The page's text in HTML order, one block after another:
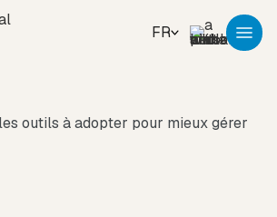
FR
outils à adopter pour mieux gérer